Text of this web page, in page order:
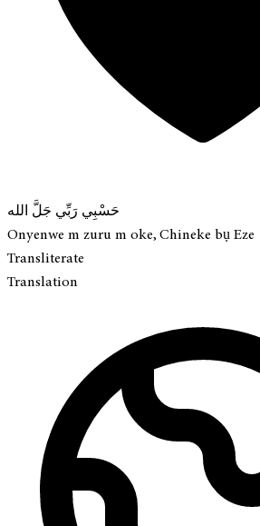
حَسْبِي رَبِّي جَلَّ الله
Onyenwe m zuru m oke, Chineke bụ Eze
Transliterate
Translation